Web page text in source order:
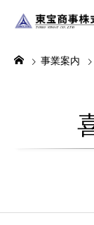
事業案内